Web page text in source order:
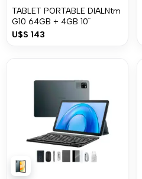
TABLET PORTABLE DIALNtm
G10 64GB + 4GB 10¨
U$S 143